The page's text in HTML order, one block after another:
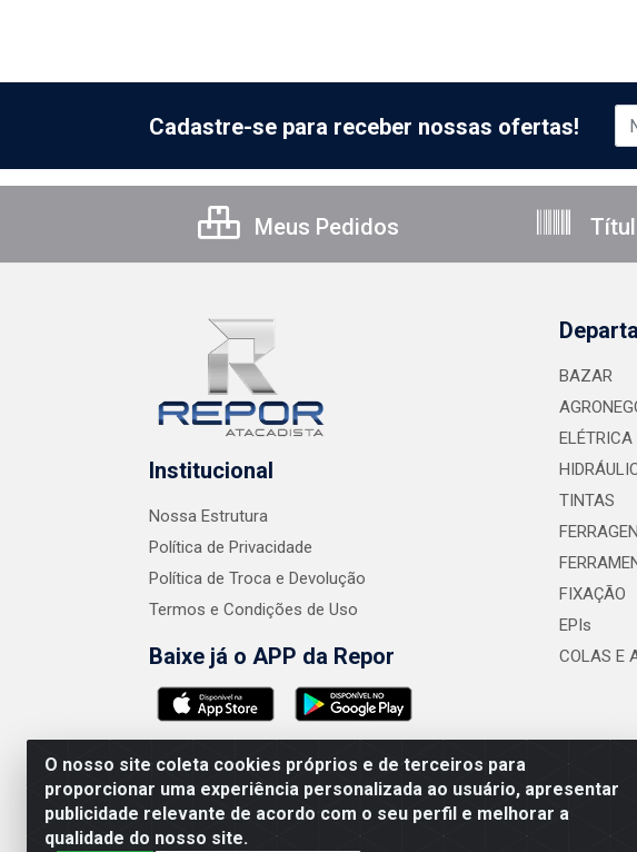
O nosso site coleta cookies próprios e de terceiros para
proporcionar uma experiência personalizada ao usuário, apresentar
publicidade relevante de acordo com o seu perfil e melhorar a
qualidade do nosso site.
Cadastre-se para receber nossas ofertas!
Meus Pedidos
Institucional
Nossa Estrutura
Política de Privacidade
Política de Troca e Devolução
Termos e Condições de Uso
Baixe já o APP da Repor
BAZAR
ELÉTRICA
TINTAS
FIXAÇÃO
EPIs
COLAS E
AMEV IMPORTADORA E DISTRIBUIDORA LTDA - Rodovia